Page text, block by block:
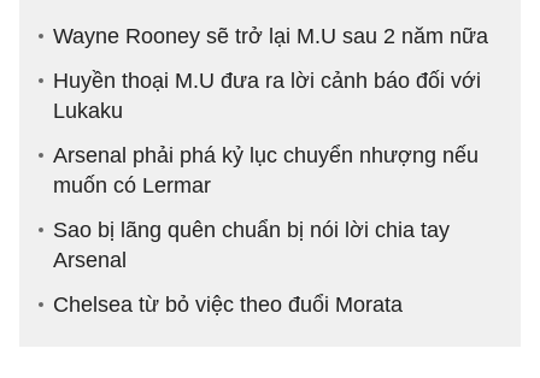
Wayne Rooney sẽ trở lại M.U sau 2 năm nữa
Huyền thoại M.U đưa ra lời cảnh báo đối với
Lukaku
Arsenal phải phá kỷ lục chuyển nhượng nếu
muốn có Lermar
Sao bị lãng quên chuẩn bị nói lời chia tay
Arsenal
Chelsea từ bỏ việc theo đuổi Morata